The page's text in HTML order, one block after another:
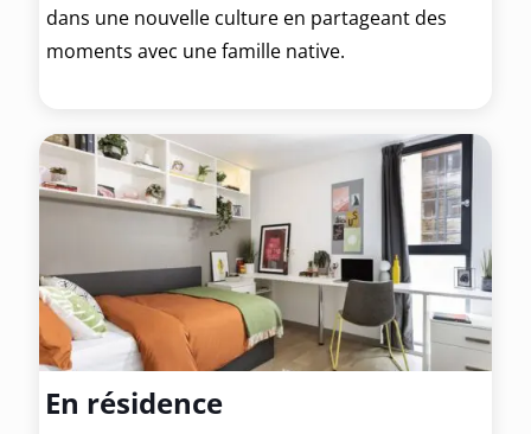
dans une nouvelle culture en partageant des
moments avec une famille native.
En résidence